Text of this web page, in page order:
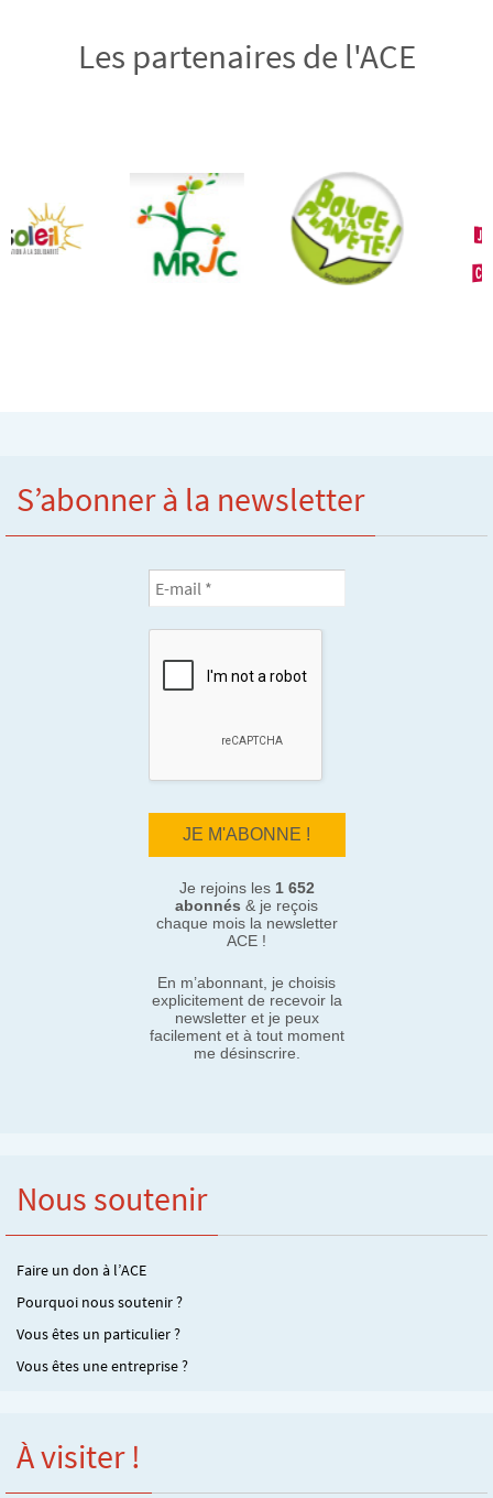
Les partenaires de l'ACE
S’abonner à la newsletter
Je rejoins les 1 652
abonnés & je reçois
chaque mois la newsletter
ACE !
En m’abonnant, je choisis
explicitement de recevoir la
newsletter et je peux
facilement et à tout moment
me désinscrire.
Nous soutenir
Faire un don à l’ACE
Pourquoi nous soutenir ?
Vous êtes un particulier ?
Vous êtes une entreprise ?
À visiter !